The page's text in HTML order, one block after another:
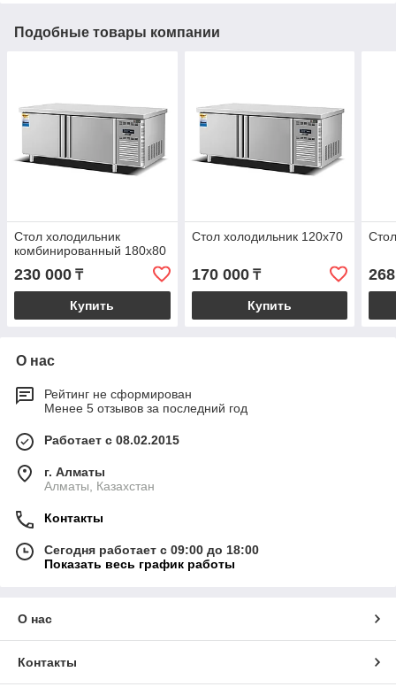
Подобные товары компании
Стол холодильник
комбинированный 180х80
230 000 ₸
Купить
Стол холодильник 120х70
170 000₸
Купить
О нас
Рейтинг не сформирован
Менее 5 отзывов за последний год
Работает с 08.02.2015
г. Алматы
Алматы, Казахстан
Контакты
Сегодня работает с 09:00 до 18:00
Показать весь график работы
О нас
Контакты